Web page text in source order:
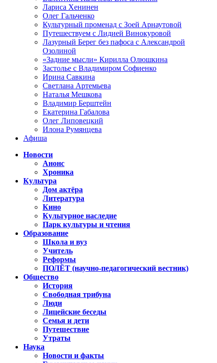
Лариса Хенинен
Олег Гальченко
Культурный променад с Зоей Арнаутовой
Путешествуем с Лидией Винокуровой
Лазурный Берег без пафоса с Александрой
Озолиной
«Задние мысли» Кирилла Олюшкина
Застолье с Владимиром Софиенко
Ирина Савкина
Светлана Артемьева
Наталья Мешкова
Владимир Берштейн
Екатерина Габалова
Олег Липовецкий
Илона Румянцева
Афиша
Новости
Анонс
Хроника
Культура
Дом актёра
Литература
Кино
Культурное наследие
Парк культуры и чтения
Образование
Школа и вуз
Учитель
Реформы
ПОЛЁТ (научно-педагогический вестник)
Общество
История
Свободная трибуна
Люди
Лицейские беседы
Семья и дети
Путешествие
Утраты
Наука
Новости и факты